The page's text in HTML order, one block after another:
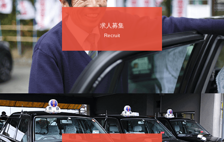
求人募集
Recruit